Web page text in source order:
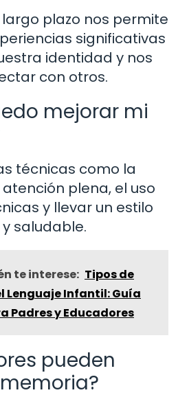
plazo nos permite
significativas
identidad y nos
con otros.
mejorar mi
técnicas como la
plena, el uso
y llevar un estilo
saludable.
te interese: Tipos de
Lenguaje Infantil: Guía
Padres y Educadores
pueden